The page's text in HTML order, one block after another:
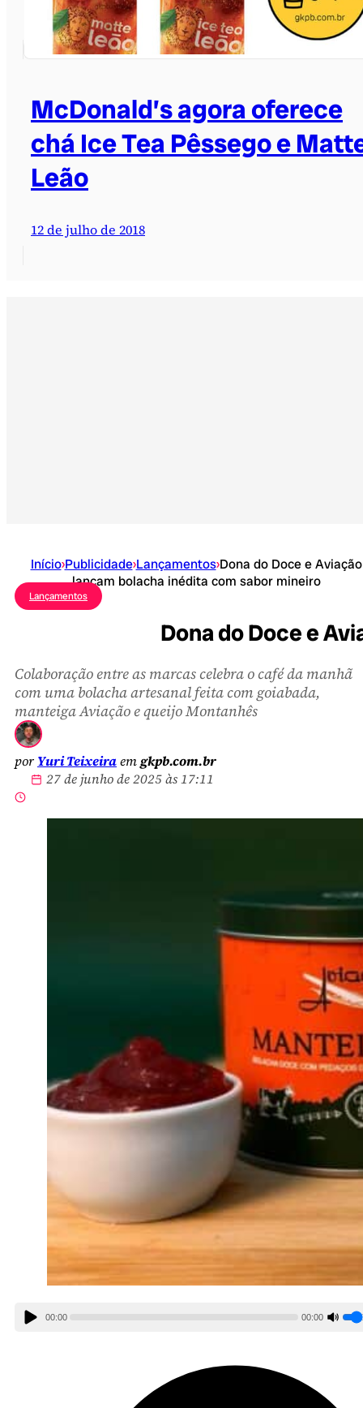
McDonald’s agora oferece
chá Ice Tea Pêssego e
Leão
12 de julho de 2018
Início›Publicidade›Lançamentos›Dona do Doce e Aviação
lançam bolacha inédita com sabor mineiro
Lançamentos
Dona do Doce e
Colaboração entre as marcas celebra o café da manhã
com uma bolacha artesanal feita com goiabada,
manteiga Aviação e queijo Montanhês
por Yuri Teixeiraemgkpb.com.br
27 de junho de 2025 às 17:11
00:00 00:00